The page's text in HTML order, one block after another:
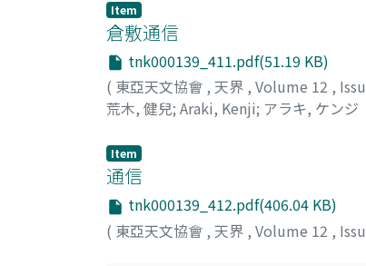
Item
倉敷通信
tnk000139_411.pdf(51.19 KB)
( 東亞天文協會 , 天界 , Volume 12 ,
荒木, 健兒; Araki, Kenji; アラキ, ケンジ
Item
通信
tnk000139_412.pdf(406.04 KB)
( 東亞天文協會 , 天界 , Volume 12 ,